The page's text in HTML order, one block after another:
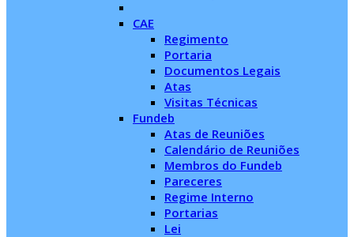
CAE
Regimento
Portaria
Documentos Legais
Atas
Visitas Técnicas
Fundeb
Atas de Reuniões
Calendário de Reuniões
Membros do Fundeb
Pareceres
Regime Interno
Portarias
Lei